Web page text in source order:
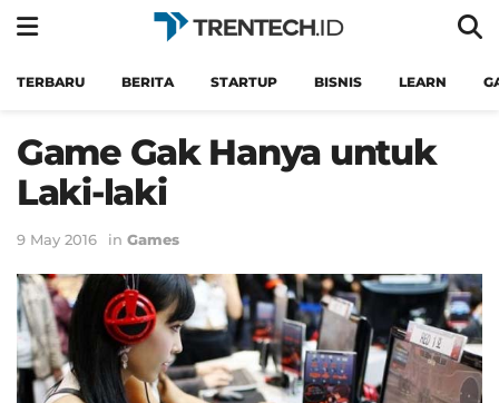
TERBARU BERITA STARTUP BISNIS LEARN
Game Gak Hanya untuk
Laki-laki
9 May 2016 in Games